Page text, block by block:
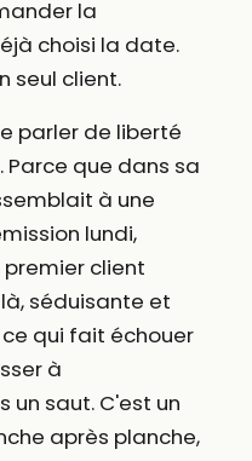
la
choisi la date.
seul client.
parler de liberté
que dans sa
à une
lundi,
client
séduisante et
qui fait échouer
à
un saut. C'est un
après planche,